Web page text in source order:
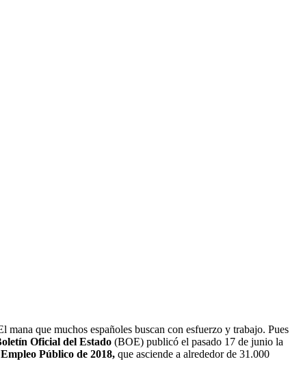
que muchos españoles buscan con esfuerzo y trabajo. Pues
Oficial del Estado (BOE) publicó el pasado 17 de junio la
Público de 2018, que asciende a alrededor de 31.000